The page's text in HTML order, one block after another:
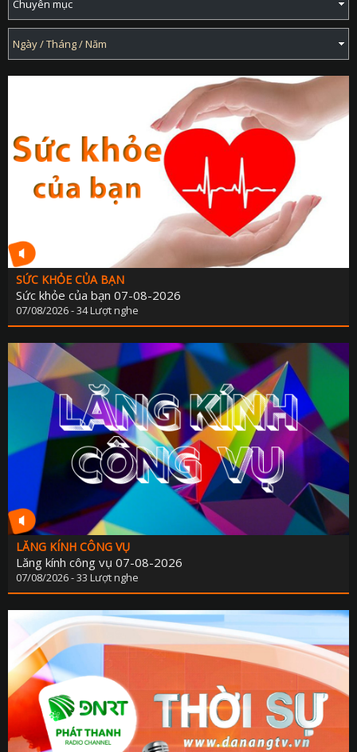
SỨC KHỎE CỦA BẠN
Sức khỏe của bạn 07-08-2026
07/08/2026 - 34 Lượt nghe
LĂNG KÍNH CÔNG VỤ
Lăng kính công vụ 07-08-2026
07/08/2026 - 33 Lượt nghe